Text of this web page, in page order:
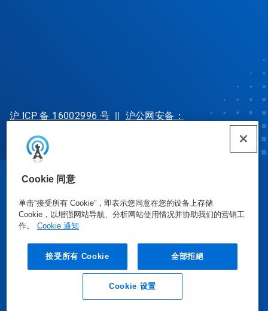
Cookie 同意
单击“接受所有 Cookie”，即表示您同意在您的设备上存储
Cookie，以增强网站导航、分析网站使用情况并协助我们的营销工
作。
Cookie 通知
接受所有 Cookie 全部拒絕
Cookie 设置
沪 ICP 备 16002996 号 || 沪公网安备：
业务垂询 联系我们
安全数据表 | 隐私政策|使用条款